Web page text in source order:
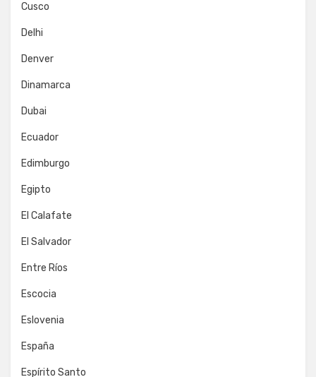
Cusco
Delhi
Denver
Dinamarca
Dubai
Ecuador
Edimburgo
Egipto
El Calafate
El Salvador
Entre Ríos
Escocia
Eslovenia
España
Espírito Santo